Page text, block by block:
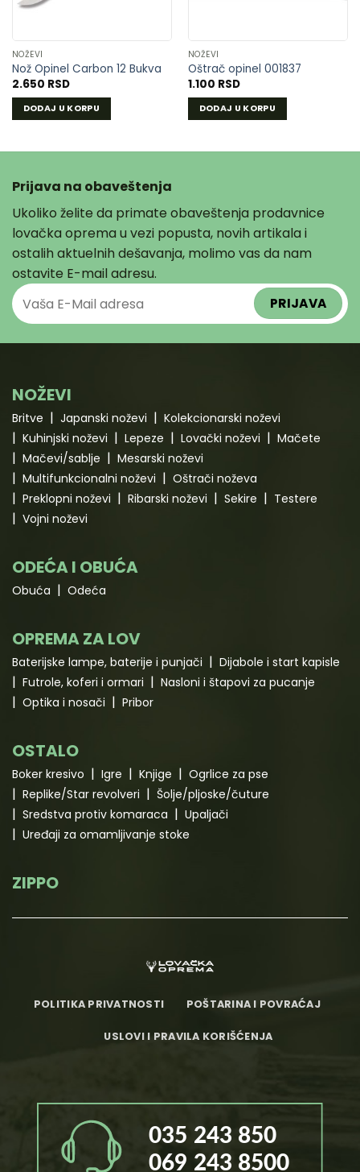
NOŽEVI
Nož Opinel Carbon 12 Bukva
2.650 RSD
DODAJ U KORPU
NOŽEVI
Oštrač opinel 001837
1.100 RSD
DODAJ U KORPU
Prijava na obaveštenja
Ukoliko želite da primate obaveštenja prodavnice
lovačka oprema u vezi popusta, novih artikala i
ostalih aktuelnih dešavanja, molimo vas da nam
ostavite E-mail adresu.
NOŽEVI
Britve Japanski noževi
Kolekcionarski noževi
Kuhinjski noževi
Lepeze Lovački noževi
Mačete
Mačevi/sablje
Mesarski noževi
Multifunkcionalni noževi
Oštrači noževa
Preklopni noževi
Ribarski noževi Sekire
Testere
Vojni noževi
ODEĆA I OBUĆA
Obuća Odeća
OPREMA ZA LOV
Baterijske lampe, baterije i punjači
Dijabole i start kapisle
Futrole, koferi i ormari
Nasloni i štapovi za pucanje
Optika i nosači
Pribor
OSTALO
Boker kresivo Igre Knjige
Ogrlice za pse
Replike/Star revolveri
Šolje/pljoske/čuture
Sredstva protiv komaraca
Upaljači
Uređaji za omamljivanje stoke
ZIPPO
POLITIKA PRIVATNOSTI POŠTARINA I POVRAĆAJ
USLOVI I PRAVILA KORIŠĆENJA